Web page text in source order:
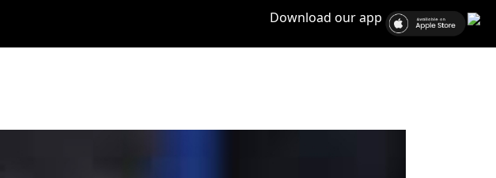
Download our app